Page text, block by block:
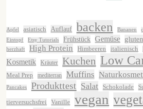
Apfel asiatisch Auflauf backen Bananen
Eintopf
Etsy Tutorials Frühstück Gemüse
herzhaft High Protein Himbeeren italienisch
Kosmetik Kräuter Kuchen Low
Meal Prep mediterran Muffins
Pancakes Produkttest Salat Schokolade
tierversuchsfrei Vanille vegan